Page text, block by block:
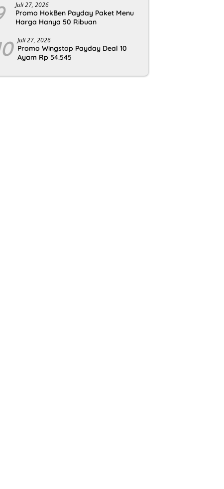
Juli 27, 2026
Promo HokBen Payday Paket Menu
Harga Hanya 50 Ribuan
Juli 27, 2026
Promo Wingstop Payday Deal 10
Ayam Rp 54.545